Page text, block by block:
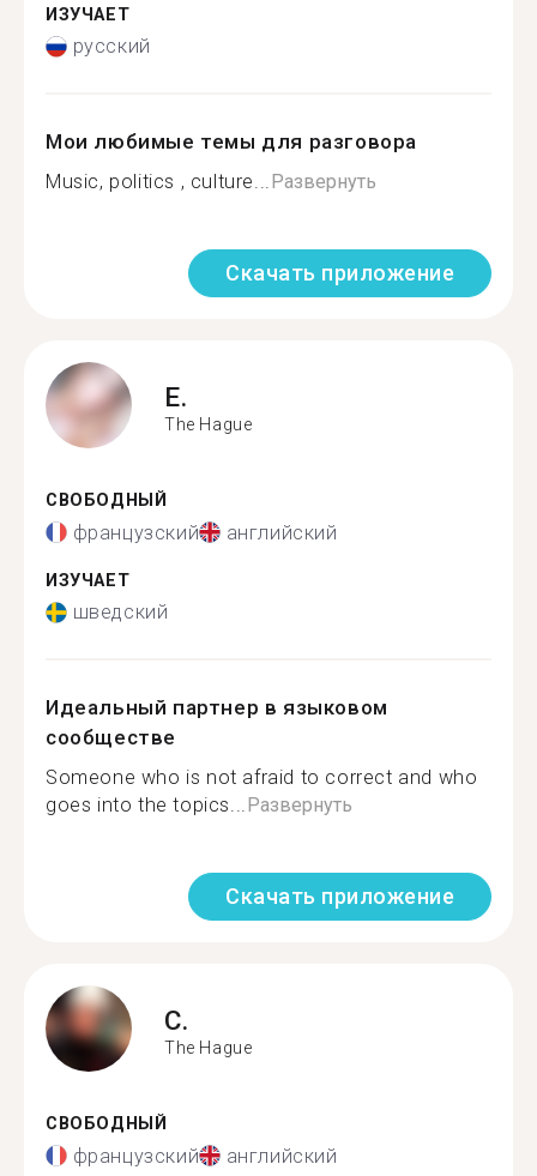
ИЗУЧАЕТ
русский
Мои любимые темы для разговора
Music, politics , culture...Развернуть
Скачать приложение
E.
The Hague
СВОБОДНЫЙ
французский английский
ИЗУЧАЕТ
шведский
Идеальный партнер в языковом
сообществе
Someone who is not afraid to correct and who
goes into the topics...Развернуть
Скачать приложение
C.
The Hague
СВОБОДНЫЙ
французский английский